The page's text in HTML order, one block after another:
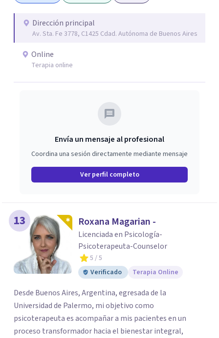
Lic. Ricardo L.M. Boucherie, quien posee una orientación
Sistémica, Cognitivo Conductual y Psicoanálisis
Dirección principal
Av. Sta. Fe 3778, C1425 Cdad. Autónoma de Buenos Aires
Online
Terapia online
Envía un mensaje al profesional
Coordina una sesión directamente mediante mensaje
Ver perfil completo
13 Roxana Magarian -
Licenciada en Psicología-
Psicoterapeuta-Counselor
5 / 5
Verificado
Terapia Online
Desde Buenos Aires, Argentina, egresada de la
Universidad de Palermo, mi objetivo como
psicoterapeuta es acompañar a mis pacientes en un
proceso transformador hacia el bienestar integral,